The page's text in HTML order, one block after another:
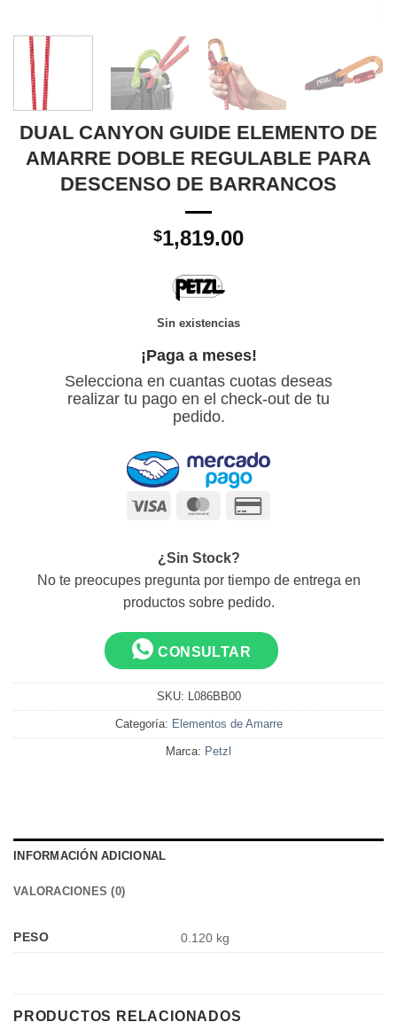
DUAL CANYON GUIDE ELEMENTO DE
AMARRE DOBLE REGULABLE PARA
DESCENSO DE BARRANCOS
$1,819.00
Sin existencias
¡Paga a meses!
Selecciona en cuantas cuotas deseas
realizar tu pago en el check-out de tu
pedido.
Visa MasterCard
¿Sin Stock?
No te preocupes pregunta por tiempo de entrega en
productos sobre pedido.
CONSULTAR
SKU: L086BB00
Categoría: Elementos de Amarre
Marca: Petzl
INFORMACIÓN ADICIONAL
VALORACIONES (0)
PESO 0.120 kg
PRODUCTOS RELACIONADOS